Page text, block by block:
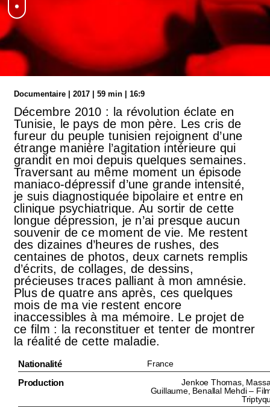
Documentaire | 2017 | 59 min | 16:9
Décembre 2010 : la révolution éclate en
Tunisie, le pays de mon père. Les cris de
fureur du peuple tunisien rejoignent d’une
étrange manière l’agitation intérieure qui
grandit en moi depuis quelques semaines.
Traversant au même moment un épisode
maniaco-dépressif d’une grande intensité,
je suis diagnostiquée bipolaire et entre en
clinique psychiatrique. Au sortir de cette
longue dépression, je n’ai presque aucun
souvenir de ce moment de vie. Me restent
des dizaines d’heures de rushes, des
centaines de photos, deux carnets remplis
d’écrits, de collages, de dessins,
précieuses traces palliant à mon amnésie.
Plus de quatre ans après, ces quelques
mois de ma vie restent encore
inaccessibles à ma mémoire. Le projet de
ce film : la reconstituer et tenter de montrer
la réalité de cette maladie.
Nationalité France
Production
Jenkoe Thomas,
Guillaume, Benallal Mehdi –